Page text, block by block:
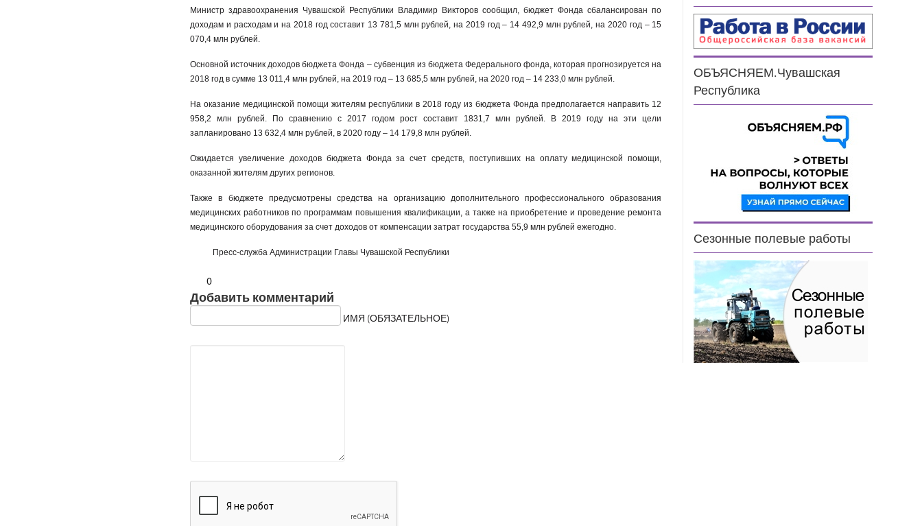
Министр здравоохранения Чувашской Республики Владимир Викторов сообщил, бюджет Фонда сбалансирован по
доходам и расходам и на 2018 год составит 13 781,5 млн рублей, на 2019 год – 14 492,9 млн рублей, на 2020 год – 15
070,4 млн рублей.
Основной источник доходов бюджета Фонда – субвенция из бюджета Федерального фонда, которая прогнозируется на
2018 год в сумме 13 011,4 млн рублей, на 2019 год – 13 685,5 млн рублей, на 2020 год – 14 233,0 млн рублей.
На оказание медицинской помощи жителям республики в 2018 году из бюджета Фонда предполагается направить 12
958,2 млн рублей. По сравнению с 2017 годом рост составит 1831,7 млн рублей. В 2019 году на эти цели
запланировано 13 632,4 млн рублей, в 2020 году – 14 179,8 млн рублей.
Ожидается увеличение доходов бюджета Фонда за счет средств, поступивших на оплату медицинской помощи,
оказанной жителям других регионов.
Также в бюджете предусмотрены средства на организацию дополнительного профессионального образования
медицинских работников по программам повышения квалификации, а также на приобретение и проведение ремонта
медицинского оборудования за счет доходов от компенсации затрат государства 55,9 млн рублей ежегодно.
Пресс-служба Администрации Главы Чувашской Республики
0
Добавить комментарий
ИМЯ (ОБЯЗАТЕЛЬНОЕ)
ОБЪЯСНЯЕМ.Чувашская
Республика
Сезонные полевые работы